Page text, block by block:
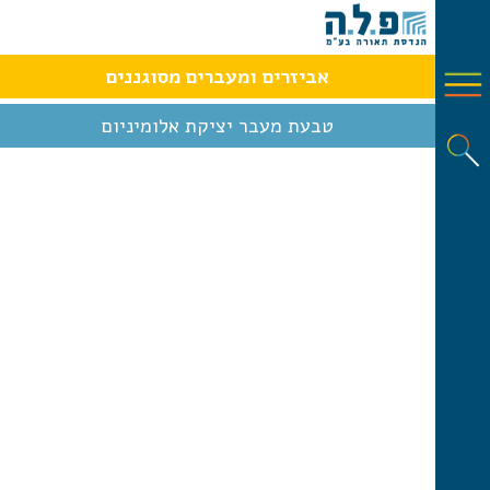
אביזרים ומעברים מסוגננים
טבעת מעבר יציקת אלומיניום